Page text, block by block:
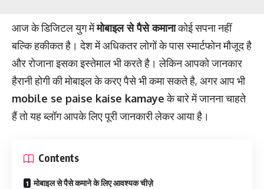
आज के डिजिटल युग मेंमोबाइल से पैसे कमानाकोई सपना नहीं
बल्कि हकीकत है। देश में अधिकतर लोगों के पास स्मार्टफोन मौजूद है
और रोजाना इसका इस्तेमाल भी करते है। लेकिन आपको जानकार
हैरानी होगी की मोबाइल के करए पैसे भी कमा सकते है, अगर आप भी
mobile se paise kaise kamayeके बारे में जानना चाहते
हैं तो यह ब्लॉग आपके लिए पूरी जानकारी लेकर आया है।
Contents
मोबाइल से पैसे कमाने के लिए आवश्यक चीज़े